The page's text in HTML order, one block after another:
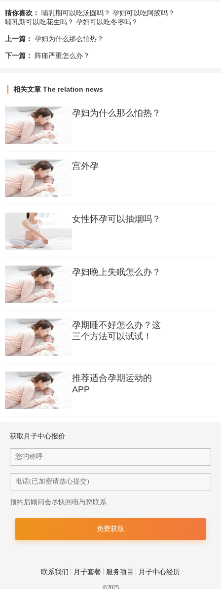
就是畏寒怕冷。
孕妇怕冷还有另一方面的原因就是甲状腺功能低下，人体甲状腺
功能低下就会内分泌失调，人体的新陈代谢能力变差，这种新陈
后经常畏冷就是因为身体没有完全康复比较敏感御寒能力差。
孕妇畏寒怕冷怎么办？
首先孕妈妈要做的就是穿衣保暖，可以选择一些棉质的内衣保暖
干爽也是保暖的重要方法之一，其次就是不要在冷风中直吹，这
样只会加剧身体寒冷。
怕冷还有部分原因是因为孕妈妈自身的体质关系，很多妈妈感觉
到冷的时候经常窝在被窝里久坐不动或者干脆躺床上一躺就是一
整天，这样就更怕冷了，建议孕妈妈经常走动一下可以选择散
就不会经常觉得冷了。
还有在饮食上也可以慢慢改善，比如日常饮食多摄入一些含热量
能力。
猜你喜欢： 哺乳期可以吃汤圆吗？ 孕妇可以吃阿胶吗？
哺乳期可以吃花生吗？ 孕妇可以吃冬枣吗？
上一篇： 孕妇为什么那么怕热？
下一篇： 阵痛严重怎么办？
相关文章 The relation news
孕妇为什么那么怕热？
​宫外孕
女性怀孕可以抽烟吗？
孕妇晚上失眠怎么办？
孕期睡不好怎么办？这
三个方法可以试试！
推荐适合孕期运动的
APP
获取月子中心报价
预约后顾问会尽快回电与您联系
联系我们 月子套餐 服务项目 月子中心经历
©2025